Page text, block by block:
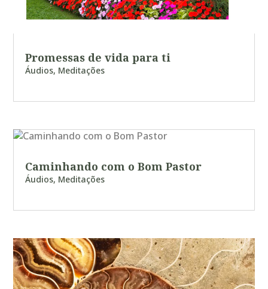
Promessas de vida para ti
Áudios, Meditações
Caminhando com o Bom Pastor
Áudios, Meditações